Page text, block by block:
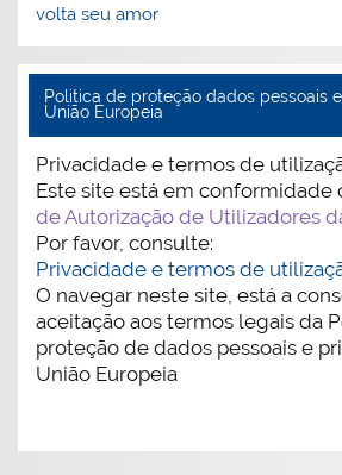
volta seu amor
Politica de proteção dados pessoais
União Europeia
Privacidade e termos de
Este site está em conformidade
de Autorização de Utilizadores
Por favor, consulte:
Privacidade e termos de
O navegar neste site, está a
aceitação aos termos legais da
proteção de dados pessoais e
União Europeia